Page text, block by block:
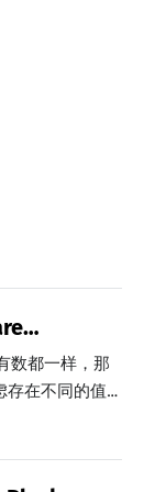
C++)
数都一样，那
存在不同的值
相同的数。